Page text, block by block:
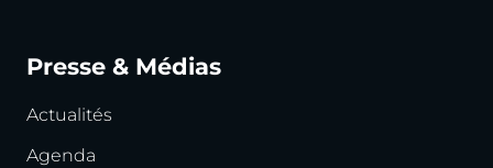
Presse & Médias
Actualités
Agenda